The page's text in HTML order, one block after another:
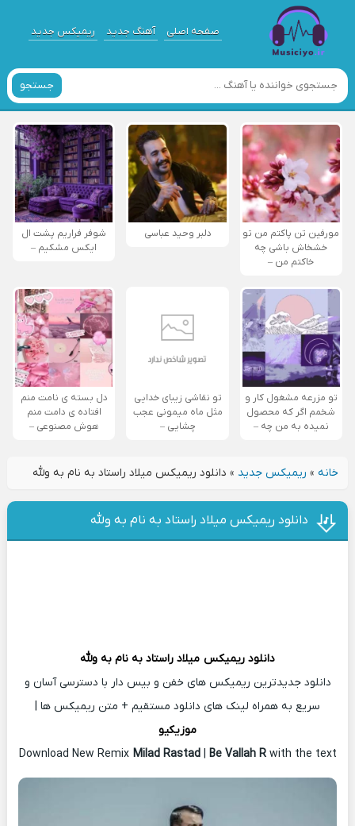
صفحه اصلی آهنگ جدید ریمیکس جدید
جستجو
مورفین تن پاکتم من تو
خشخاش باشی چه
خاکتم من –
دلبر وحید عباسی
شوفر فراریم پشت ال
ایکس مشکیم –
تو مزرعه مشغول کار و
شخمم اگر که محصول
نمیده به من چه –
تو نقاشی زیبای خدایی
مثل ماه میمونی عجب
چشایی –
دل بسته ی نامت منم
افتاده ی دامت منم
هوش مصنوعی –
خانه» ریمیکس جدید » دانلود ریمیکس میلاد راستاد به نام به ولله
دانلود ریمیکس میلاد راستاد به نام به ولله
دانلود ریمیکس میلاد راستاد به نام به ولله
دانلود جدیدترین ریمیکس های خفن و بیس دار با دسترسی آسان و
سریع به همراه لینک های دانلود مستقیم + متن ریمیکس ها |
موزیکیو
Download New Remix Milad Rastad| Be Vallah R with the text